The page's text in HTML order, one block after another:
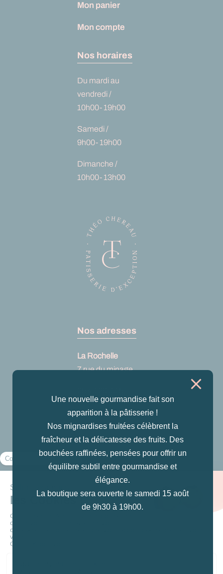
Mon panier
Mon compte
Nos horaires
Du mardi au
vendredi /
10h00- 19h00
Samedi /
9h00- 19h00
Dimanche /
10h00- 13h00
Nos adresses
La Rochelle
7 rue du minage
Voir sur Google
maps
Nous suivre
Instagram
Une nouvelle gourmandise fait son
apparition à la pâtisserie !
Nos mignardises fruitées célèbrent la
fraîcheur et la délicatesse des fruits. Des
bouchées raffinées, pensées pour offrir un
équilibre subtil entre gourmandise et
élégance.
La boutique sera ouverte le samedi 15 août
de 9h30 à 19h00.